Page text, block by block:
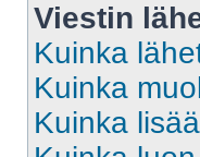
Viestin
Kuinka
Kuinka
Kuinka